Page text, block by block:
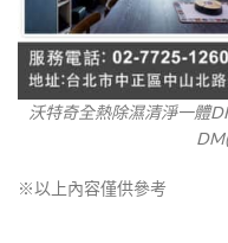
沃特奇全熱除濕清淨一體
※以上內容僅供參考